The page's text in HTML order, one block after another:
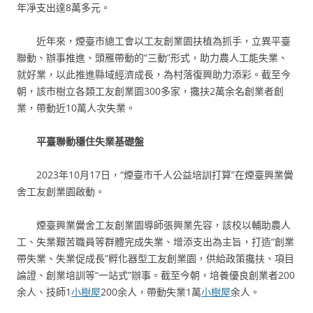
年凈支出達8萬多元。
近年來，煙臺市總工會以工友創業園扶植為抓手，立異平臺
聯動、辦事推進、頭雁帶動的“三動”形式，助力農人工能失業、
就好業，以此推進縣域經濟成長，為村落復興助力添彩。截至今
朝，該市樹立各類工友創業園300多家，攙扶2萬余名創業者創
業，帶動近10萬人次失業。
平臺聯動穩住失業基礎盤
2023年10月17日，“煙臺市千人公益培訓打算”在煙臺興業黌
舍工友創業園啟動。
煙臺興業黌舍工友創業園導師張興業先容，該校以輔助農人
工、失業艱苦職員等群體完成失業、增添支出為主旨，打造“創業
帶失業、失業促成長”孵化器型工友創業園，供給政策攙扶、項目
論證、創業培訓等“一站式”辦事。截至今朝，培養優良創業者200
余人、技師1小樹屋200余人，帶動失業1萬小樹屋余人。